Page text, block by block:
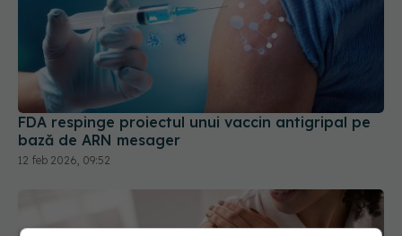
FDA respinge proiectul unui vaccin antigripal pe
bază de ARN mesager
12 feb 2026, 09:52